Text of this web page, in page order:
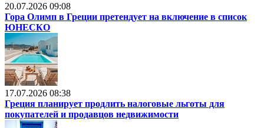
20.07.2026 09:08
Гора Олимп в Греции претендует на включение в список
ЮНЕСКО
17.07.2026 08:38
Греция планирует продлить налоговые льготы для
покупателей и продавцов недвижимости